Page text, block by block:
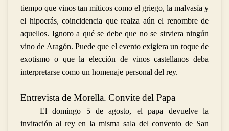
tiempo que vinos tan míticos como el griego, la malvasía y
el hipocrás, coincidencia que realza aún el renombre de
aquellos. Ignoro a qué se debe que no se sirviera ningún
vino de Aragón. Puede que el evento exigiera un toque de
exotismo o que la elección de vinos castellanos deba
interpretarse como un homenaje personal del rey.
Entrevista de Morella. Convite del Papa
El domingo 5 de agosto, el papa devuelve la
invitación al rey en la misma sala del convento de San